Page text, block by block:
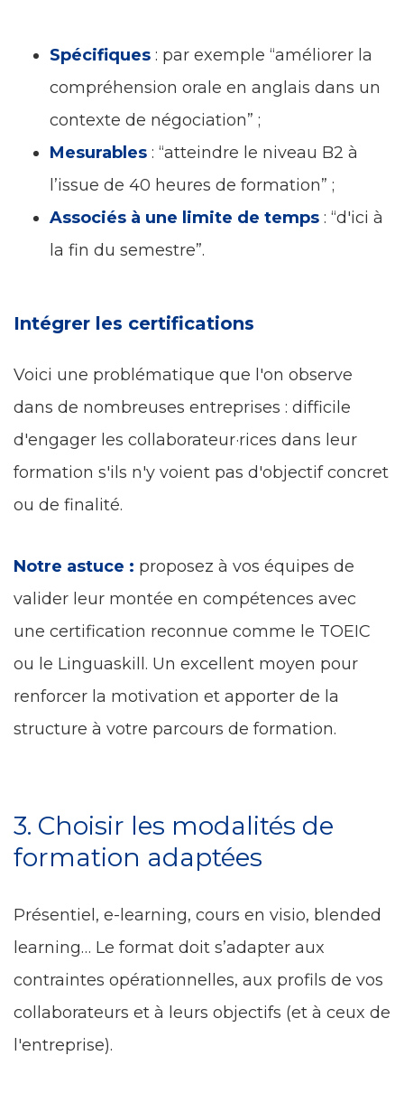
Spécifiques : par exemple “améliorer la
compréhension orale en anglais dans un
contexte de négociation” ;
Mesurables : “atteindre le niveau B2 à
l’issue de 40 heures de formation” ;
Associés à une limite de temps : “d'ici à
la fin du semestre”.
Intégrer les certifications
Voici une problématique que l'on observe
dans de nombreuses entreprises : difficile
d'engager les collaborateur·rices dans leur
formation s'ils n'y voient pas d'objectif concret
ou de finalité.
Notre astuce : proposez à vos équipes de
valider leur montée en compétences avec
une certification reconnue comme le TOEIC
ou le Linguaskill. Un excellent moyen pour
renforcer la motivation et apporter de la
structure à votre parcours de formation.
3. Choisir les modalités de
formation adaptées
Présentiel, e-learning, cours en visio, blended
learning… Le format doit s’adapter aux
contraintes opérationnelles, aux profils de vos
collaborateurs et à leurs objectifs (et à ceux de
l'entreprise).